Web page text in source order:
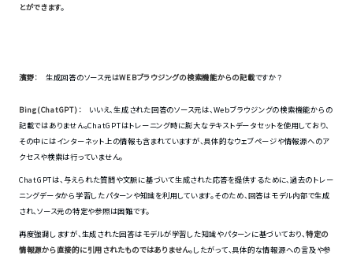
とができます。
濱野： 生成回答のソース元はWEBブラウジングの検索機能からの記載ですか？
Bing(ChatGPT) ： いいえ、生成された回答のソース元は、Webブラウジングの検索機能からの
記載ではありません。ChatGPTはトレーニング時に膨大なテキストデータセットを使用しており、
その中にはインターネット上の情報も含まれていますが、具体的なウェブページや情報源へのア
クセスや検索は行っていません。
ChatGPTは、与えられた質問や文脈に基づいて生成された応答を提供するために、過去のトレー
ニングデータから学習したパターンや知識を利用しています。そのため、回答はモデル内部で生成
され、ソース元の特定や参照は困難です。
再度強調しますが、生成された回答はモデルが学習した知識やパターンに基づいており、特定の
情報源から直接的に引用されたものではありません。したがって、具体的な情報源への言及や参